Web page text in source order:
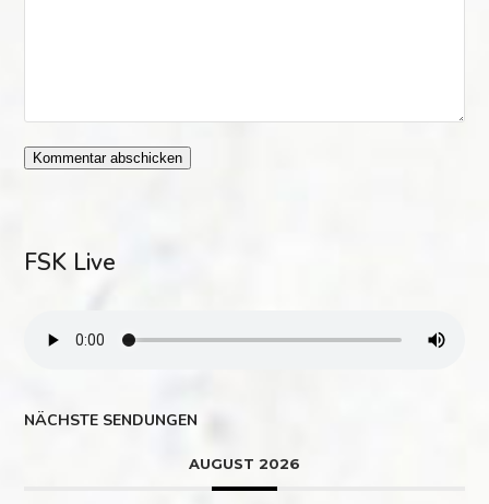
FSK Live
NÄCHSTE SENDUNGEN
AUGUST 2026